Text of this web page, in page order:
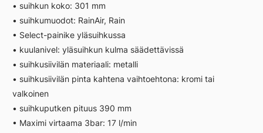
suihku
S
seinäp
390
K
määrä
• suihkun koko: 301 mm
• suihkumuodot: RainAir, Rain
• Select-painike yläsuihkussa
• kuulanivel: yläsuihkun kulma säädettävissä
• suihkusiivilän materiaali: metalli
• suihkusiivilän pinta kahtena vaihtoehtona: kromi tai
valkoinen
• suihkuputken pituus 390 mm
• Maximi virtaama 3bar: 17 l/min